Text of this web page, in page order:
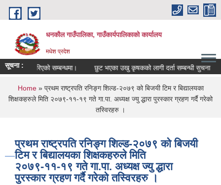
Skip to main content
धनकौल गाउँपालिका, गाउँकार्यपालिकाको कार्यालय
मधेश प्रदेश
सूचना :सम्बन्धमा। छुट भएका उखु कृषकको लागी दर्ता सम्बन्धी सुचना सम्पत्ति
You are here
Home» प्रथम राष्ट्रपति रनिङ्ग शिल्ड-२०७९ को बिजयी टिम र बिद्यालयका
शिक्षकहरुले मिति २०७९-११-१९ गते गा.पा. अध्यक्ष ज्यु द्धारा पुरस्कार ग्रहण गर्दै गरेको
तस्विरहरु ।
प्रथम राष्ट्रपति रनिङ्ग शिल्ड-२०७९ को बिजयी
टिम र बिद्यालयका शिक्षकहरुले मिति
२०७९-११-१९ गते गा.पा. अध्यक्ष ज्यु द्धारा
पुरस्कार ग्रहण गर्दै गरेको तस्विरहरु ।